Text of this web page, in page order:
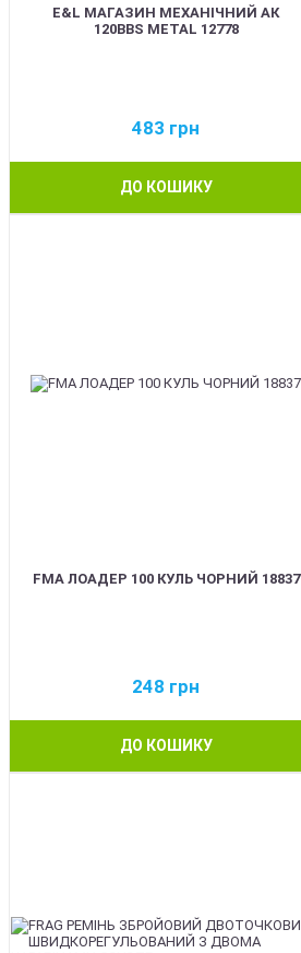
E&L МАГАЗИН МЕХАНІЧНИЙ АК
120BBS METAL 12778
483 грн
ДО КОШИКУ
FMA ЛОАДЕР 100 КУЛЬ ЧОРНИЙ 18837
248 грн
ДО КОШИКУ